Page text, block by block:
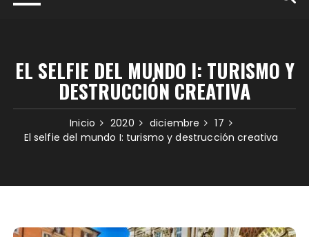
EL SELFIE DEL MUNDO I: TURISMO Y
DESTRUCCIÓN CREATIVA
Inicio 2020 diciembre
17
El selfie del mundo I: turismo y destrucción creativa